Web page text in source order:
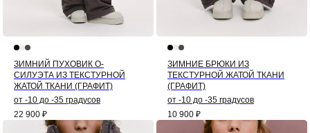
ЗИМНИЙ ПУХОВИК О-
СИЛУЭТА ИЗ ТЕКСТУРНОЙ
ЖАТОЙ ТКАНИ (ГРАФИТ)
от -10 до -35 градусов
22 900 ₽
ЗИМНИЕ БРЮКИ ИЗ
ТЕКСТУРНОЙ ЖАТОЙ ТКАНИ
(ГРАФИТ)
от -10 до -35 градусов
10 900 ₽